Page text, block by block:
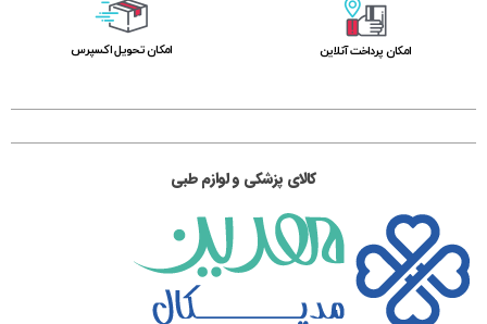
امکان پرداخت آنلاین اﻣﮑﺎن ﺗﺤﻮﯾﻞ اﮐﺴﭙﺮس
کالای پزشکی و لوازم طبی